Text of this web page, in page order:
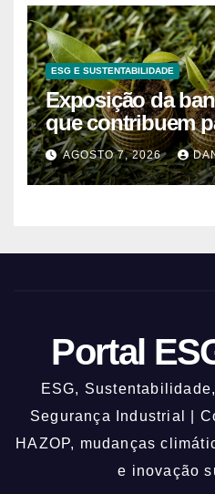
ESG E SUSTENTABILIDADE
Exposição da
que contribuem
alterações
nos 62%
AGOSTO 7, 2026
Portal
ESG,
Segurança Industrial |
HAZOP, mudanças
e inovação